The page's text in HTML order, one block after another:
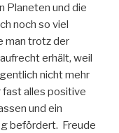
Planeten und die
noch so viel
man trotz der
erhält, weil
nicht mehr
alles positive
und ein
befördert. Freude